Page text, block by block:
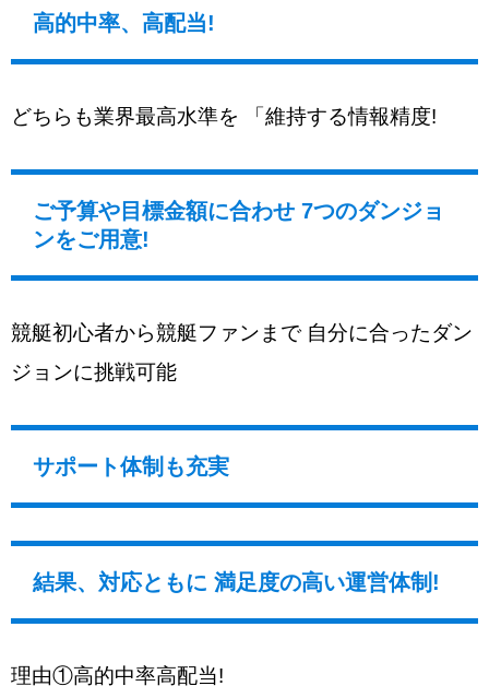
高的中率、高配当!
どちらも業界最高水準を 「維持する情報精度!
ご予算や目標金額に合わせ 7つのダンジョ
ンをご用意!
競艇初心者から競艇ファンまで 自分に合ったダン
ジョンに挑戦可能
サポート体制も充実
結果、対応ともに 満足度の高い運営体制!
理由①高的中率高配当!